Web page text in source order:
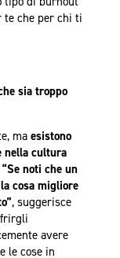
te che per chi ti
sia troppo
ma esistono
nella cultura
“Se noti che un
cosa migliore
, suggerisce
avere
le cose in